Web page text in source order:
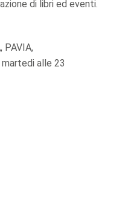
di libri ed eventi.
PAVIA,
martedi alle 23